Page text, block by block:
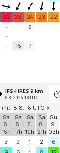
32 29 24 23 22
-
-
-
15
5
7
-
IFS-HRES 9 km
8.8. 2026 18 UTC
init: 8.8. 18 UTC
Sa
8.
15h
Sa
8.
17h
Sa
8.
19h
Sa
8.
21h
Su
9.
03h
3
2 1 2 6